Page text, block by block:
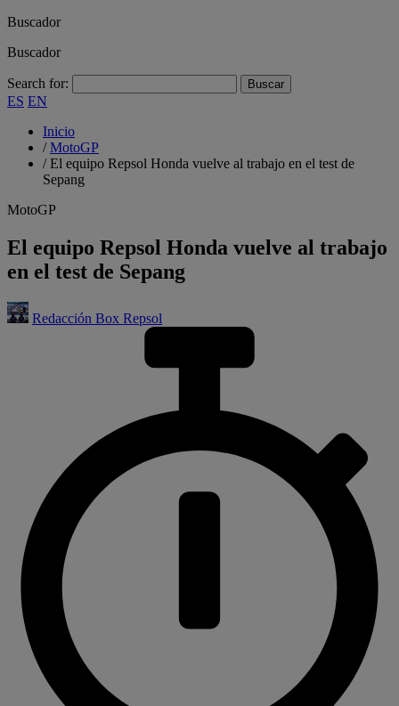
Buscador
Buscador
Search for:
ES EN
Inicio
/MotoGP
/El equipo Repsol Honda vuelve al trabajo en el test de
Sepang
MotoGP
El equipo Repsol Honda vuelve al trabajo
en el test de Sepang
Redacción Box Repsol